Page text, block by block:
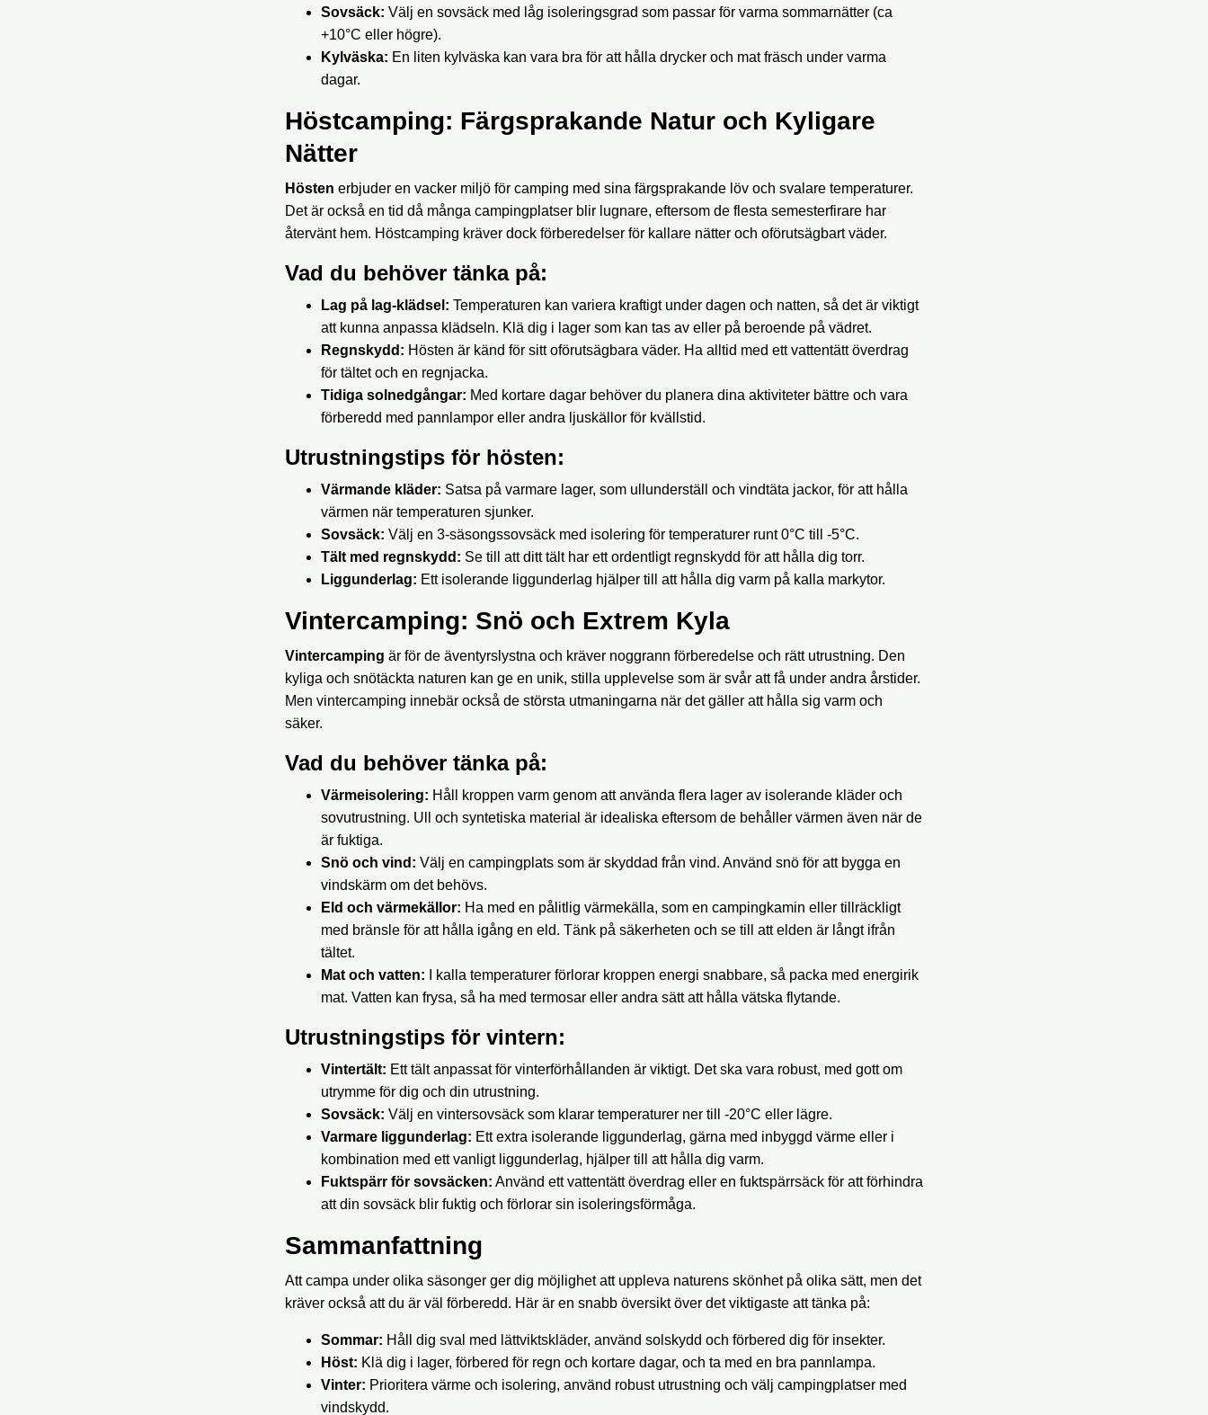
Sovsäck: Välj en sovsäck med låg isoleringsgrad som passar för varma sommarnätter (ca
+10°C eller högre).
Kylväska: En liten kylväska kan vara bra för att hålla drycker och mat fräsch under varma
dagar.
Höstcamping: Färgsprakande Natur och Kyligare
Nätter
Hösten erbjuder en vacker miljö för camping med sina färgsprakande löv och svalare temperaturer.
Det är också en tid då många campingplatser blir lugnare, eftersom de flesta semesterfirare har
återvänt hem. Höstcamping kräver dock förberedelser för kallare nätter och oförutsägbart väder.
Vad du behöver tänka på:
Lag på lag-klädsel: Temperaturen kan variera kraftigt under dagen och natten, så det är viktigt
att kunna anpassa klädseln. Klä dig i lager som kan tas av eller på beroende på vädret.
Regnskydd: Hösten är känd för sitt oförutsägbara väder. Ha alltid med ett vattentätt överdrag
för tältet och en regnjacka.
Tidiga solnedgångar: Med kortare dagar behöver du planera dina aktiviteter bättre och vara
förberedd med pannlampor eller andra ljuskällor för kvällstid.
Utrustningstips för hösten:
Värmande kläder: Satsa på varmare lager, som ullunderställ och vindtäta jackor, för att hålla
värmen när temperaturen sjunker.
Sovsäck: Välj en 3-säsongssovsäck med isolering för temperaturer runt 0°C till -5°C.
Tält med regnskydd: Se till att ditt tält har ett ordentligt regnskydd för att hålla dig torr.
Liggunderlag: Ett isolerande liggunderlag hjälper till att hålla dig varm på kalla markytor.
Vintercamping: Snö och Extrem Kyla
Vintercamping är för de äventyrslystna och kräver noggrann förberedelse och rätt utrustning. Den
kyliga och snötäckta naturen kan ge en unik, stilla upplevelse som är svår att få under andra årstider.
Men vintercamping innebär också de största utmaningarna när det gäller att hålla sig varm och
säker.
Vad du behöver tänka på:
Värmeisolering: Håll kroppen varm genom att använda flera lager av isolerande kläder och
sovutrustning. Ull och syntetiska material är idealiska eftersom de behåller värmen även när de
är fuktiga.
Snö och vind: Välj en campingplats som är skyddad från vind. Använd snö för att bygga en
vindskärm om det behövs.
Eld och värmekällor: Ha med en pålitlig värmekälla, som en campingkamin eller tillräckligt
med bränsle för att hålla igång en eld. Tänk på säkerheten och se till att elden är långt ifrån
tältet.
Mat och vatten: I kalla temperaturer förlorar kroppen energi snabbare, så packa med energirik
mat. Vatten kan frysa, så ha med termosar eller andra sätt att hålla vätska flytande.
Utrustningstips för vintern:
Vintertält: Ett tält anpassat för vinterförhållanden är viktigt. Det ska vara robust, med gott om
utrymme för dig och din utrustning.
Sovsäck: Välj en vintersovsäck som klarar temperaturer ner till -20°C eller lägre.
Varmare liggunderlag: Ett extra isolerande liggunderlag, gärna med inbyggd värme eller i
kombination med ett vanligt liggunderlag, hjälper till att hålla dig varm.
Fuktspärr för sovsäcken: Använd ett vattentätt överdrag eller en fuktspärrsäck för att förhindra
att din sovsäck blir fuktig och förlorar sin isoleringsförmåga.
Sammanfattning
Att campa under olika säsonger ger dig möjlighet att uppleva naturens skönhet på olika sätt, men det
kräver också att du är väl förberedd. Här är en snabb översikt över det viktigaste att tänka på:
Sommar: Håll dig sval med lättviktskläder, använd solskydd och förbered dig för insekter.
Höst: Klä dig i lager, förbered för regn och kortare dagar, och ta med en bra pannlampa.
Vinter: Prioritera värme och isolering, använd robust utrustning och välj campingplatser med
vindskydd.